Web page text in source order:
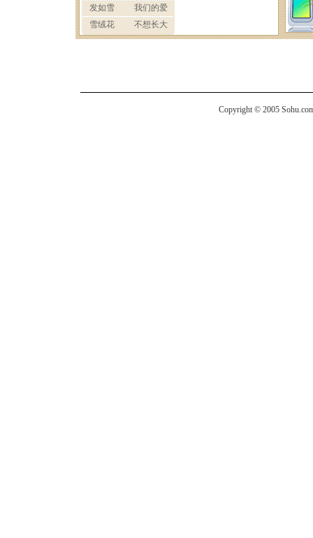
Copyright © 2005